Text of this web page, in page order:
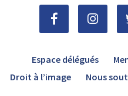
Espace délégués
Droit à l’image
Nous